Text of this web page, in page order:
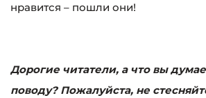
нравится – пошли они!
Дорогие читатели, а что вы
поводу? Пожалуйста, не